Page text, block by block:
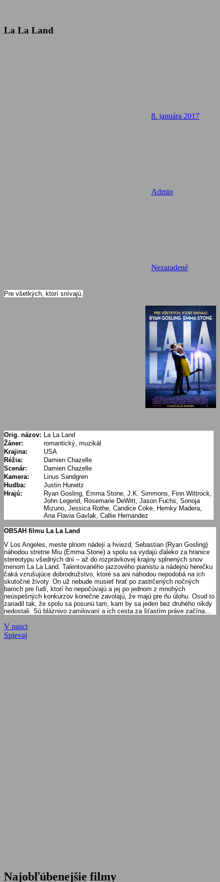
La La Land
8. januára 2017
Admin
Nezaradené
Pre všetkých, ktorí snívajú.
Orig. názov: La La Land
Žáner:
romantický, muzikál
Krajina:
USA
Réžia:
Damien Chazelle
Scenár:
Damien Chazelle
Kamera:
Linus Sandgren
Hudba:
Justin Hurwitz
Hrajú:
Ryan Gosling, Emma Stone, J.K. Simmons, Finn Wittrock,
John Legend, Rosemarie DeWitt, Jason Fuchs, Sonoja
Mizuno, Jessica Rothe, Candice Coke, Hemky Madera,
Ana Flavia Gavlak, Callie Hernandez
OBSAH filmu La La Land
V Los Angeles, meste plnom nádejí a hviezd, Sebastian (Ryan Gosling)
náhodou stretne Miu (Emma Stone) a spolu sa vydajú ďaleko za hranice
stereotypu všedných dní – až do rozprávkovej krajiny splnených snov
menom La La Land. Talentovaného jazzového pianistu a nádejnú herečku
čaká vzrušujúce dobrodružstvo, ktoré sa ani náhodou nepodobá na ich
skutočné životy. On už nebude musieť hrať po zastrčených nočných
baroch pre ľudí, ktorí ho nepočúvajú a jej po jednom z mnohých
neúspešných konkurzov konečne zavolajú, že majú pre ňu úlohu. Osud to
zariadil tak, že spolu sa posunú tam, kam by sa jeden bez druhého nikdy
nedostali. Sú bláznivo zamilovaní a ich cesta za šťastím práve začína…
Navigácia
v
Previous
Post:
V pasci
Next
Spievaj
Najobľúbenejšie filmy